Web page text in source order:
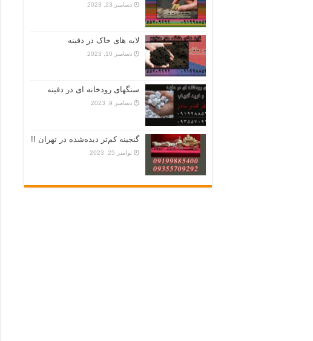
دسامبر 23, 2023
لایه های خاک در دفینه
دسامبر 10, 2023
سنگهای رودخانه ای در دفینه
دسامبر 9, 2023
گنجینه کم‌تر دیده‌شده در تهران !!
نوامبر 25, 2023